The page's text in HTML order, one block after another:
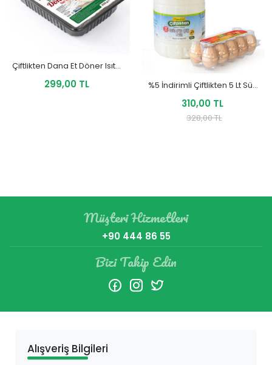
Çiftlikten Dana Et Döner Isıt-ye 250 Gr
299,00 TL %5 İndirimli Çiftlikten 5 Lt Süt+10 Ad Gezen Tavuk Yumurtası
310,00 TL
328,00 TL
Müşteri Hizmetleri
+90 444 86 55
Bizi Takip Edin
Alışveriş Bilgileri